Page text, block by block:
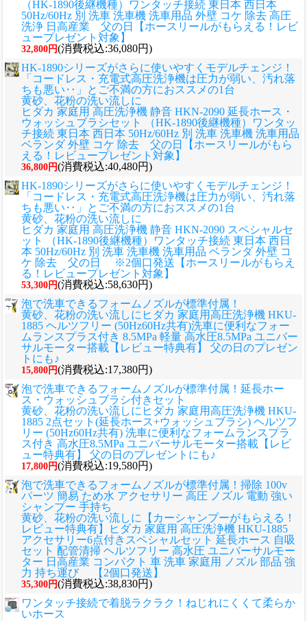
（HK-1890後継機種）ワンタッチ接続 東日本 西日本
50Hz/60Hz 別 洗車 洗車機 洗車用品 外壁 コケ 除去 高圧
洗浄 日高産業 父の日【ホースリールがもらえる！レビ
ュープレゼント対象】
32,800円(消費税込:36,080円)
HK-1890シリーズがさらに使いやすくモデルチェンジ！
「コードレス・充電式高圧洗浄機は圧力が弱い、汚れ落
ちも悪い‥」とご不満の方におススメの1台
黄砂、花粉の洗い流しに
ヒダカ 家庭用 高圧洗浄機 静音 HKN-2090 延長ホース・
ウォッシュブラシセット （HK-1890後継機種）ワンタッ
チ接続 東日本 西日本 50Hz/60Hz 別 洗車 洗車機 洗車用品
ベランダ 外壁 コケ 除去 父の日【ホースリールがもら
える！レビュープレゼント対象】
36,800円(消費税込:40,480円)
HK-1890シリーズがさらに使いやすくモデルチェンジ！
「コードレス・充電式高圧洗浄機は圧力が弱い、汚れ落
ちも悪い‥」とご不満の方におススメの1台
黄砂、花粉の洗い流しに
ヒダカ 家庭用 高圧洗浄機 静音 HKN-2090 スペシャルセ
ット （HK-1890後継機種）ワンタッチ接続 東日本 西日
本 50Hz/60Hz 別 洗車 洗車機 洗車用品 ベランダ 外壁 コ
ケ 除去 父の日 ※2個口発送【ホースリールがもらえ
る！レビュープレゼント対象】
53,300円(消費税込:58,630円)
泡で洗車できるフォームノズルが標準付属！
黄砂、花粉の洗い流しに ヒダカ 家庭用高圧洗浄機 HKU-
1885 ヘルツフリー (50Hz60Hz共有)洗車に便利なフォー
ムランスプラス付き 8.5MPa 軽量 高水圧8.5MPa ユニバー
サルモーター搭載【レビュー特典有】 父の日のプレゼン
トにも♪
15,800円(消費税込:17,380円)
泡で洗車できるフォームノズルが標準付属！延長ホー
ス・ウォッシュブラシ付きセット
黄砂、花粉の洗い流しに ヒダカ 家庭用高圧洗浄機 HKU-
1885 2点セット(延長ホース+ウォッシュブラシ) ヘルツフ
リー (50Hz60Hz共有) 洗車に便利なフォームランスプラ
ス付き 高水圧8.5MPa ユニバーサルモーター搭載【レビ
ュー特典有】 父の日のプレゼントにも♪
17,800円(消費税込:19,580円)
泡で洗車できるフォームノズルが標準付属！掃除 100v
パーツ 簡易 ため水 アクセサリー 高圧 ノズル 電動 強い
シャンプー 手持ち
黄砂、花粉の洗い流しに
【カーシャンプーがもらえる！
レビュー特典有】ヒダカ 家庭用 高圧洗浄機 HKU-1885
アクセサリー6点付きスペシャルセット 延長ホース 自吸
セット 配管清掃 ヘルツフリー 高水圧 ユニバーサルモー
ター 日高産業 コンパクト 車 洗車 家庭用 ノズル 部品 強
力 持ち運び 【2個口発送】
35,300円(消費税込:38,830円)
ワンタッチ接続で着脱ラクラク！ねじれにくくて柔らか
いホース